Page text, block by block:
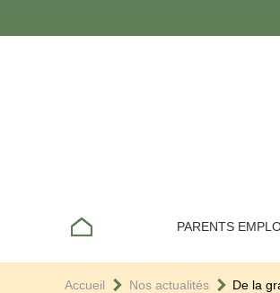
PARENTS
D’un assistant
Accueil Nos actualités De la